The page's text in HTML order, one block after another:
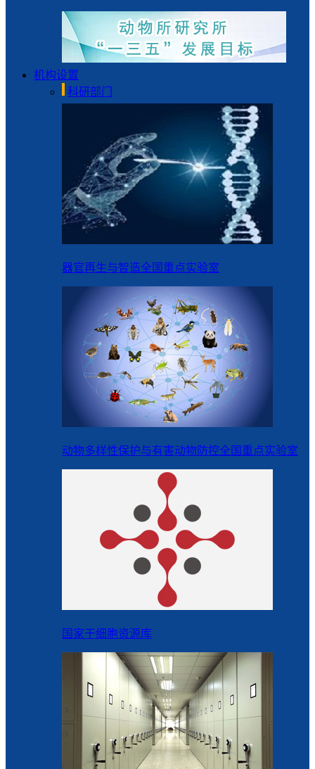
机构设置
科研部门
器官再生与智造全国重点实验室
动物多样性保护与有害动物防控全国重点实验室
国家干细胞资源库